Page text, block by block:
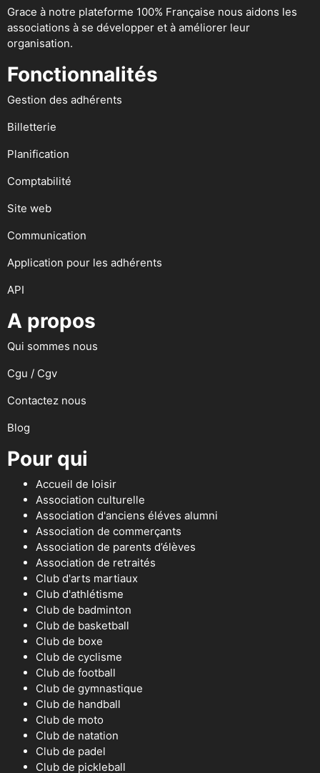
Grace à notre plateforme 100% Française nous aidons les
associations à se développer et à améliorer leur
organisation.
Fonctionnalités
Gestion des adhérents
Billetterie
Planification
Comptabilité
Site web
Communication
Application pour les adhérents
API
A propos
Qui sommes nous
Cgu / Cgv
Contactez nous
Blog
Pour qui
Accueil de loisir
Association culturelle
Association d'anciens éléves alumni
Association de commerçants
Association de parents d’élèves
Association de retraités
Club d'arts martiaux
Club d'athlétisme
Club de badminton
Club de basketball
Club de boxe
Club de cyclisme
Club de football
Club de gymnastique
Club de handball
Club de moto
Club de natation
Club de padel
Club de pickleball